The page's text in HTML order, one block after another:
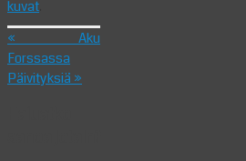
kuvat
« Aku
Forssassa
Päivityksiä »